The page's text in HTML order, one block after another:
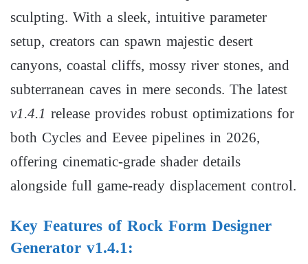
sculpting. With a sleek, intuitive parameter
setup, creators can spawn majestic desert
canyons, coastal cliffs, mossy river stones, and
subterranean caves in mere seconds. The latest
v1.4.1 release provides robust optimizations for
both CyclesandEeveepipelines in 2026,
offering cinematic-grade shader details
alongside full game-ready displacement control.
Key Features of Rock Form Designer
Generator v1.4.1: